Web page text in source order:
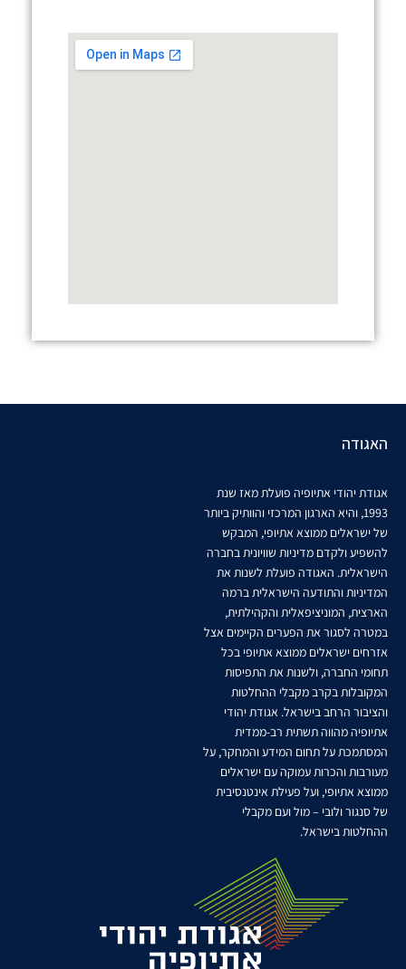
האגודה
אגודת יהודי אתיופיה פועלת מאז שנת
1993, והיא הארגון המרכזי והוותיק ביותר
של ישראלים ממוצא אתיופי, המבקש
להשפיע ולקדם מדיניות שוויונית בחברה
הישראלית. האגודה פועלת לשנות את
המדיניות והתודעה הישראלית ברמה
הארצית, המוניציפאלית והקהילתית,
במטרה לסגור את הפערים הקיימים אצל
אזרחים ישראלים ממוצא אתיופי בכל
תחומי החברה, ולשנות את התפיסות
המקובלות בקרב מקבלי ההחלטות
והציבור הרחב בישראל. אגודת יהודי
אתיופיה מהווה תשתית רב-ממדית
המסתמכת על תחום המידע והמחקר, על
מעורבות והכרות עמוקה עם ישראלים
ממוצא אתיופי, ועל פעילת אינטנסיבית
של סנגור ולובי – מול ועם מקבלי
ההחלטות בישראל.